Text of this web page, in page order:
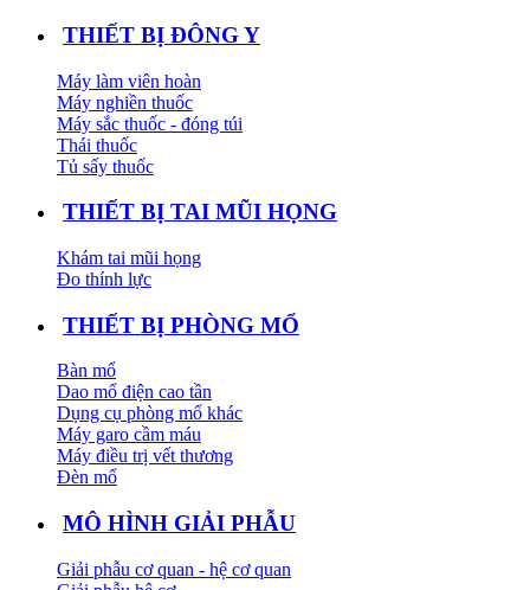
THIẾT BỊ ĐÔNG Y
Máy làm viên hoàn
Máy nghiền thuốc
Máy sắc thuốc - đóng túi
Thái thuốc
Tủ sấy thuốc
THIẾT BỊ TAI MŨI HỌNG
Khám tai mũi họng
Đo thính lực
THIẾT BỊ PHÒNG MỔ
Bàn mổ
Dao mổ điện cao tần
Dụng cụ phòng mổ khác
Máy garo cầm máu
Máy điều trị vết thương
Đèn mổ
MÔ HÌNH GIẢI PHẪU
Giải phẫu cơ quan - hệ cơ quan